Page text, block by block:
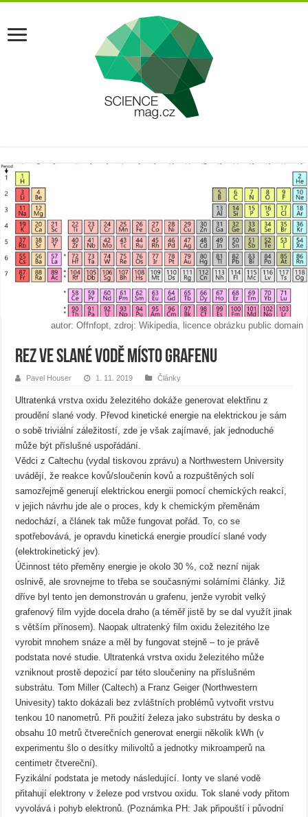
autor: Offnfopt, zdroj: Wikipedia, licence obrázku public domain
Rez ve slané vodě místo grafenu
Pavel Houser 1. 11. 2019 Články
Ultratenká vrstva oxidu železitého dokáže generovat elektřinu z
proudění slané vody. Převod kinetické energie na elektrickou je sám
o sobě triviální záležitostí, zde je však zajímavé, jak jednoduché
může být příslušné uspořádání.
Vědci z Caltechu (vydal tiskovou zprávu) a Northwestern University
uvádějí, že reakce kovů/sloučenin kovů a rozpuštěných solí
samozřejmě generují elektrickou energii pomocí chemických reakcí,
v jejich návrhu jde ale o proces, kdy k chemickým přeměnám
nedochází, a článek tak může fungovat pořád. To, co se
spotřebovává, je opravdu kinetická energie proudící slané vody
(elektrokinetický jev).
Účinnost této přeměny energie je okolo 30 %, což nezní nijak
oslnivě, ale srovnejme to třeba se současnými solárními články. Již
dříve byl tento jen demonstrován u grafenu, jenže vyrobit velký
grafenový film vyjde docela draho (a téměř jistě by se dal využít jinak
s větším přínosem). Naopak ultratenký film oxidu železitého lze
vyrobit mnohem snáze a měl by fungovat stejně – to je právě
podstata nové studie. Ultratenká vrstva oxidu železitého může
vzniknout prostě depozicí par této sloučeniny na příslušném
substrátu. Tom Miller (Caltech) a Franz Geiger (Northwestern
Univesity) takto dokázali bez zvláštních problémů vytvořit vrstvu
tenkou 10 nanometrů. Při použití železa jako substrátu by deska o
obsahu 10 metrů čtverečních generovat energii několik kWh (v
experimentu šlo o desítky milivoltů a jednotky mikroamperů na
centimetr čtvereční).
Fyzikální podstata je metody následující. Ionty ve slané vodě
přitahují elektrony v železe pod vrstvou oxidu. Tok slané vody přitom
vyvolává i pohyb elektronů. (Poznámka PH: Jak připouští i původní